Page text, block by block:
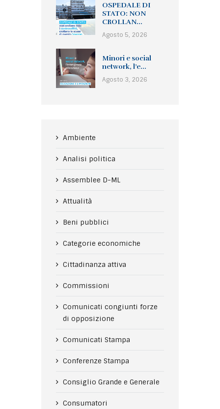
OSPEDALE DI
STATO: NON
CROLLAN...
Agosto 5, 2026
Minori e social
network, l’e...
Agosto 3, 2026
Ambiente
Analisi politica
Assemblee D-ML
Attualità
Beni pubblici
Categorie economiche
Cittadinanza attiva
Commissioni
Comunicati congiunti forze
di opposizione
Comunicati Stampa
Conferenze Stampa
Consiglio Grande e Generale
Consumatori